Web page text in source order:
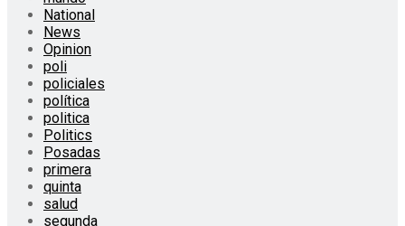
National
News
Opinion
poli
policiales
política
politica
Politics
Posadas
primera
quinta
salud
segunda